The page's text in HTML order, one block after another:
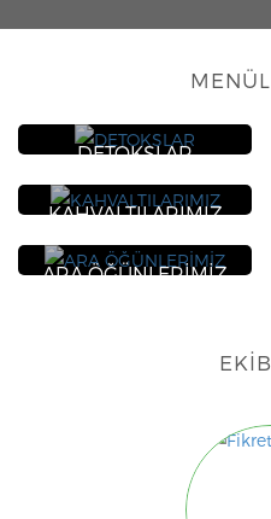
DETOKSLAR
KAHVALTILARIMIZ
ARA ÖĞÜNLERİMİZ